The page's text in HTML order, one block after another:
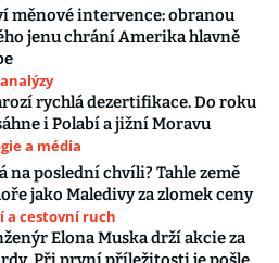
měnové intervence: obranou
jenu chrání Amerika hlavně
rychlá dezertifikace. Do roku
i Polabí a jižní Moravu
a média
na poslední chvíli? Tahle země
jako Maledivy za zlomek ceny
a cestovní ruch
Elona Muska drží akcie za